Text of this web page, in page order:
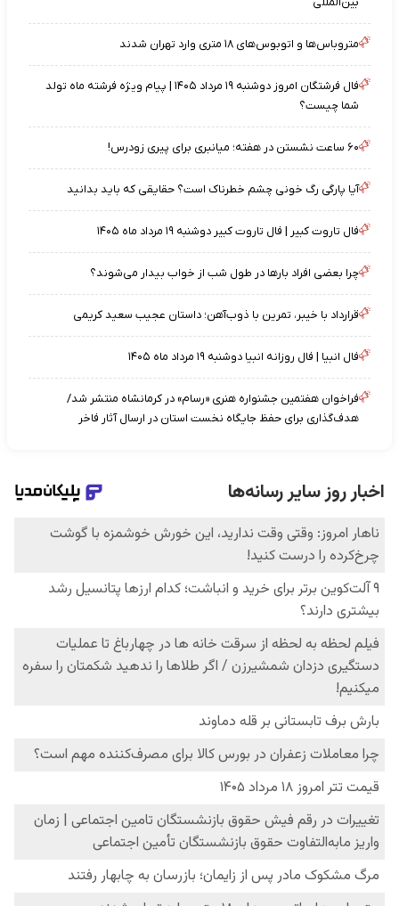
متروباس‌ها و اتوبوس‌های ۱۸ متری وارد تهران شدند
فال فرشتگان امروز دوشنبه ۱۹ مرداد ۱۴۰۵ | پیام ویژه فرشته ماه تولد
شما چیست؟
۶۰ ساعت نشستن در هفته؛ میانبری برای پیری زودرس!
آیا پارگی رگ خونی چشم خطرناک است؟ حقایقی که باید بدانید
فال تاروت کبیر | فال تاروت کبیر دوشنبه ۱۹ مرداد ماه ۱۴۰۵
چرا بعضی افراد بارها در طول شب از خواب بیدار می‌شوند؟
قرارداد با خیبر، تمرین با ذوب‌آهن؛ داستان عجیب سعید کریمی
فال انبیا | فال روزانه انبیا دوشنبه ۱۹ مرداد ماه ۱۴۰۵
فراخوان هفتمین جشنواره هنری «رسام» در کرمانشاه منتشر شد/
هدف‌گذاری برای حفظ جایگاه نخست استان در ارسال آثار فاخر